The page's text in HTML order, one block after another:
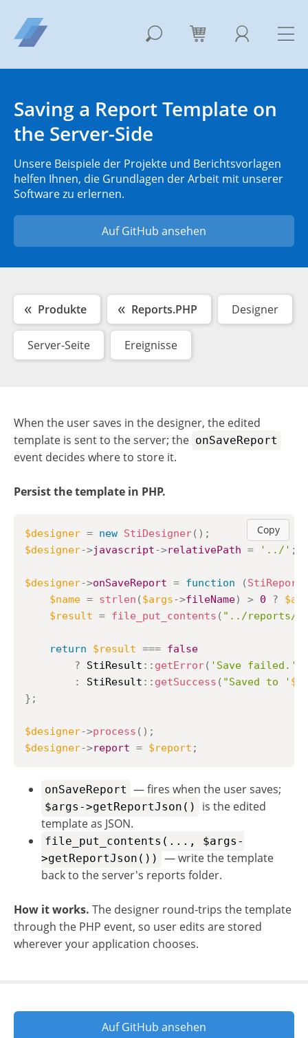
Saving a Report Template on
the Server-Side
Unsere Beispiele der Projekte und Berichtsvorlagen
helfen Ihnen, die Grundlagen der Arbeit mit unserer
Software zu erlernen.
Auf GitHub ansehen
Produkte Reports.PHP Designer
Server-Seite Ereignisse
When the user saves in the designer, the edited
template is sent to the server; the onSaveReport
event decides where to store it.
Persist the template in PHP.
Copy
$designer = new StiDesigner( ) ;
$designer->javascript->relativePath = '../' ;
$designer->onSaveReport = function (
$name = strlen ($args->fileName) > 0 ?
$result = file_put_contents ( "../reports/
return $result === false
?
StiResult :: getError( 'Save failed.'
:
StiResult :: getSuccess ( "Saved to '
} ;
$designer->process ( ) ;
$designer->report = $report ;
onSaveReport — fires when the user saves;
$args->getReportJson()
is the edited
template as JSON.
file_put_contents(..., $args-
>getReportJson())
— write the template
back to the server's reports folder.
How it works. The designer round-trips the template
through the PHP event, so user edits are stored
wherever your application chooses.
Auf GitHub ansehen